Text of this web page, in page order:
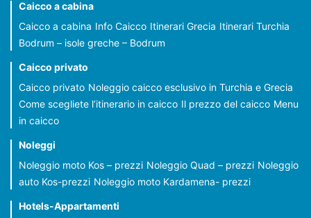
Caicco a cabina
Caicco a cabina Info Caicco Itinerari Grecia Itinerari Turchia
Bodrum – isole greche – Bodrum
Caicco privato
Caicco privato Noleggio caicco esclusivo in Turchia e Grecia
Come scegliete l’itinerario in caicco Il prezzo del caicco Menu
in caicco
Noleggi
Noleggio moto Kos – prezzi Noleggio Quad – prezzi Noleggio
auto Kos-prezzi Noleggio moto Kardamena- prezzi
Hotels-Appartamenti